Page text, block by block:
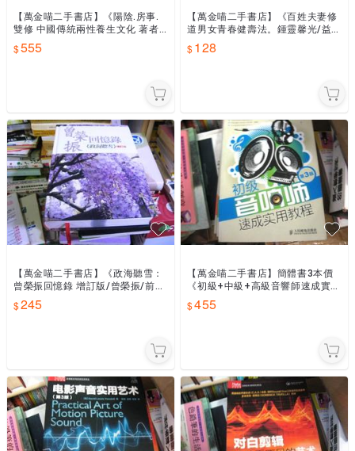
【萬金喵二手書店】《陽陰.房事.
雙修 中國傳統兩性養生文化 著者:
郝勤 建宏出版社》#67HY42
555
【萬金喵二手書店】《百姓夫妻修
道男女青春健壽法。鍾靈馨光/益
群書店》#67HY42
128
【萬金喵二手書店】《政海聽雪：
曾榮振回憶錄 增訂版/曾榮振/前
衛》#67HY42
245
【萬金喵二手書店】簡體書3本價
《初級+中級+高級音響師速成實用
教程(第3版)。人民郵電出版社》#
67HYA3
455